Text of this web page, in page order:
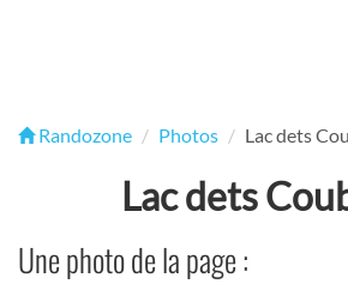
Randozone Photos Lac dets
Lac dets
Une photo de la page :